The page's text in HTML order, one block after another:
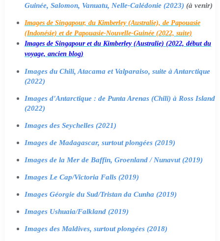
Guinée, Salomon, Vanuatu, Nelle-Calédonie (2023) (à venir)
Images de Singapour, du Kimberley (Australie), de Papouasie
(Indonésie) et de Papouasie-Nouvelle-Guinée (2022, suite)
Images de Singapour et du Kimberley (Australie) (2022, début du
voyage, ancien blog)
Images du Chili, Atacama et Valparaiso, suite à Antarctique
(2022)
Images d'Antarctique : de Punta Arenas (Chili) à Ross Island
(2022)
Images des Seychelles (2021)
Images de Madagascar, surtout plongées (2019)
Images de la Mer de Baffin, Groenland / Nunavut (2019)
Images Le Cap/Victoria Falls (2019)
Images Géorgie du Sud/Tristan da Cunha (2019)
Images Ushuaia/Falkland (2019)
Images des Maldives, surtout plongées (2018)